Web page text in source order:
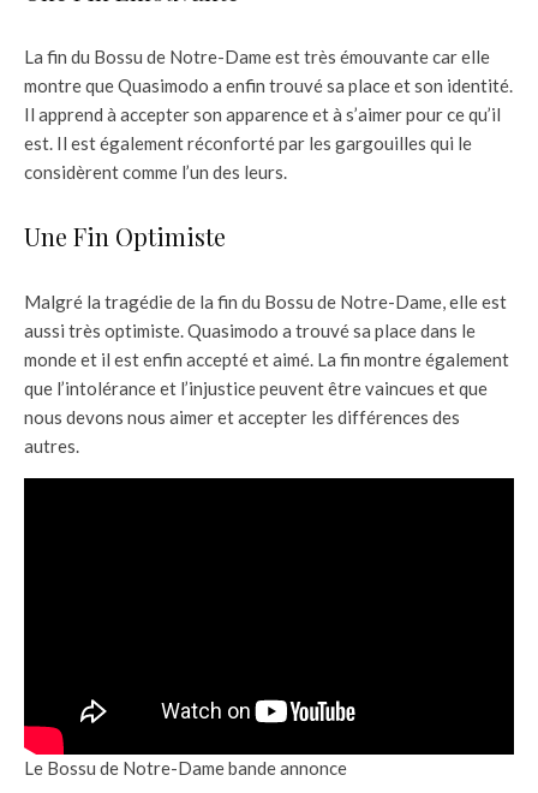
La fin du Bossu de Notre-Dame est très émouvante car elle
montre que Quasimodo a enfin trouvé sa place et son identité.
Il apprend à accepter son apparence et à s’aimer pour ce qu’il
est. Il est également réconforté par les gargouilles qui le
considèrent comme l’un des leurs.
Une Fin Optimiste
Malgré la tragédie de la fin du Bossu de Notre-Dame, elle est
aussi très optimiste. Quasimodo a trouvé sa place dans le
monde et il est enfin accepté et aimé. La fin montre également
que l’intolérance et l’injustice peuvent être vaincues et que
nous devons nous aimer et accepter les différences des
autres.
Le Bossu de Notre-Dame bande annonce